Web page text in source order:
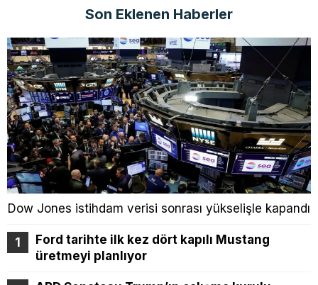
Son Eklenen Haberler
Dow Jones istihdam verisi sonrası yükselişle kapandı
Ford tarihte ilk kez dört kapılı Mustang
üretmeyi planlıyor